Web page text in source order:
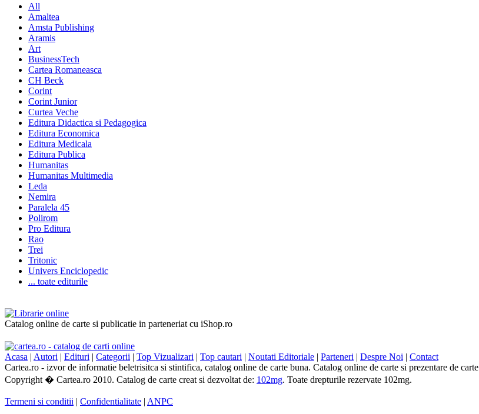
All
Amaltea
Amsta Publishing
Aramis
Art
BusinessTech
Cartea Romaneasca
CH Beck
Corint
Corint Junior
Curtea Veche
Editura Didactica si Pedagogica
Editura Economica
Editura Medicala
Editura Publica
Humanitas
Humanitas Multimedia
Leda
Nemira
Paralela 45
Polirom
Pro Editura
Rao
Trei
Tritonic
Univers Enciclopedic
... toate editurile
Catalog online de carte si publicatie in parteneriat cu iShop.ro
Acasa | Autori | Edituri | Categorii | Top Vizualizari | Top cautari | Noutati Editoriale | Parteneri | Despre Noi | Contact
Cartea.ro - izvor de informatie beletrisitca si stintifica, catalog online de carte buna. Catalog online de carte si prezentare de carte
Copyright � Cartea.ro 2010. Catalog de carte creat si dezvoltat de: 102mg. Toate drepturile rezervate 102mg.
Termeni si conditii | Confidentialitate | ANPC